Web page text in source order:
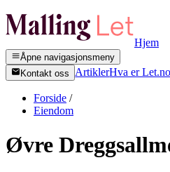
Hjem
Åpne navigasjonsmeny
Kontakt oss
ArtiklerHva er
Forside /
Eiendom
Øvre